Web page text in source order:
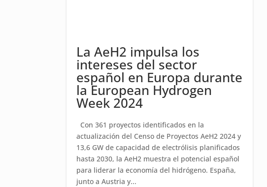
La AeH2 impulsa los
intereses del sector
español en Europa durante
la European Hydrogen
Week 2024
Con 361 proyectos identificados en la
actualización del Censo de Proyectos AeH2 2024 y
13,6 GW de capacidad de electrólisis planificados
hasta 2030, la AeH2 muestra el potencial español
para liderar la economía del hidrógeno. España,
junto a Austria y...